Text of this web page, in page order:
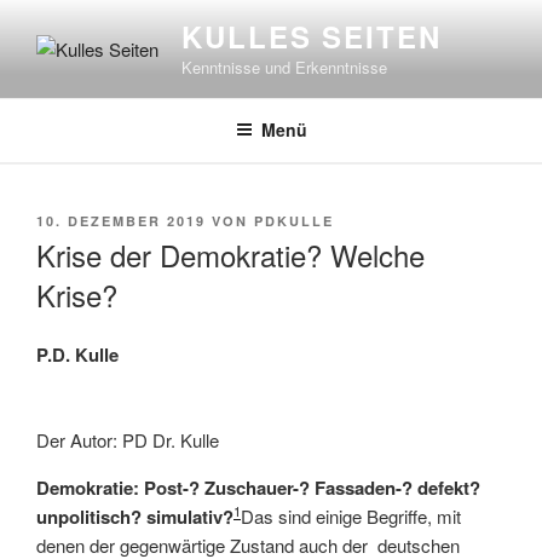
Inhalt
KULLES SEITEN
Kenntnisse und Erkenntnisse
Menü
VERÖFFENTLICHT
10. DEZEMBER 2019 VON PDKULLE
Krise der Demokratie? Welche
Krise?
P.D. Kulle
Der Autor: PD Dr. Kulle
Demokratie: Post-? Zuschauer-? Fassaden-? defekt?
unpolitisch? simulativ?1Das sind einige Begriffe, mit
denen der gegenwärtige Zustand auch der deutschen